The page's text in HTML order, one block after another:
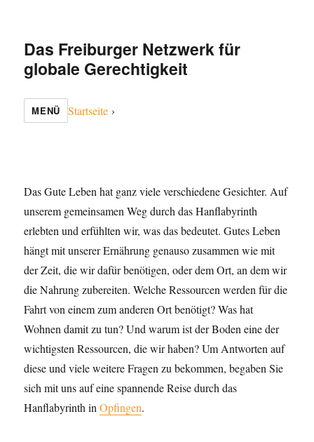
Das Freiburger Netzwerk für
globale Gerechtigkeit
MENÜ Startseite›
Das Gute Leben hat ganz viele verschiedene Gesichter. Auf
unserem gemeinsamen Weg durch das Hanflabyrinth
erlebten und erfühlten wir, was das bedeutet. Gutes Leben
hängt mit unserer Ernährung genauso zusammen wie mit
der Zeit, die wir dafür benötigen, oder dem Ort, an dem wir
die Nahrung zubereiten. Welche Ressourcen werden für die
Fahrt von einem zum anderen Ort benötigt? Was hat
Wohnen damit zu tun? Und warum ist der Boden eine der
wichtigsten Ressourcen, die wir haben? Um Antworten auf
diese und viele weitere Fragen zu bekommen, begaben Sie
sich mit uns auf eine spannende Reise durch das
Hanflabyrinth inOpfingen.